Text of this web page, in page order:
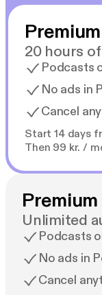
Premium
20 hours
Podcasts
No ads in
Cancel
Start 14 days
Then 99 kr. /
Unlimited
Podcasts
No ads in
Cancel